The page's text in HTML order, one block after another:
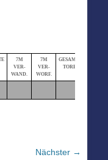
7M
VER-
WAND.
7M
VER-
WORF.
GESAMT-
TORE
Nächster →